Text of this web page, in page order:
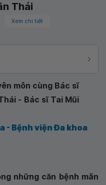
Thái
Xem chi tiết
môn cùng Bác sĩ
- Bác sĩ Tai Mũi
- Bệnh viện Đa khoa
những căn bệnh mãn